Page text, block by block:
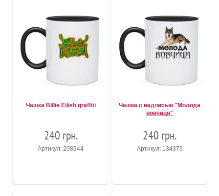
Чашка Billie Eilish graffiti
240 грн.
Артикул: 208344
Чашка с надписью "Молода
вовчиця"
240 грн.
Артикул: 134379